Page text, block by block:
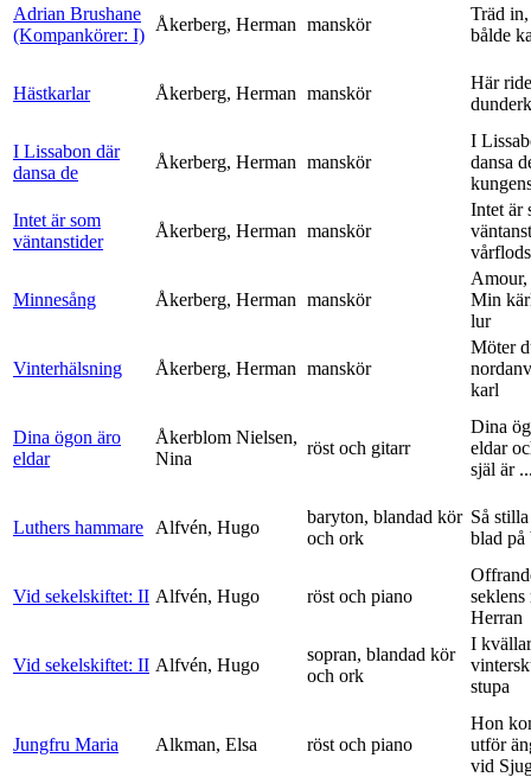
Adrian Brushane
(Kompankörer: I)
Åkerberg, Herman manskör
Träd
bålde
Hästkarlar Åkerberg, Herman manskör
Här
I Lissabon där
dansa de
Åkerberg, Herman manskör
I
dansa
Intet är som
väntanstider
Åkerberg, Herman manskör
Intet är
Minnesång Åkerberg, Herman manskör
Min
lur
Vinterhälsning Åkerberg, Herman manskör
Möter
karl
Dina ögon äro
eldar
Åkerblom Nielsen,
Nina
röst och gitarr
Dina
eldar
själ är
Luthers hammare Alfvén, Hugo
baryton, blandad kör
och ork
Så
blad på
Vid sekelskiftet: II Alfvén, Hugo röst och piano
Herran
Vid sekelskiftet: II Alfvén, Hugo
sopran, blandad kör
och ork
I
stupa
Jungfru Maria Alkman, Elsa röst och piano
Hon
utför
vid